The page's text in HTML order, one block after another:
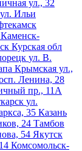
ул., 32
ул. Ильи
Каменск-
Курская обл
ул. В.
Крымская ул.,
Ленина, 28
пр., 11А
ул.
35 Казань
24 Тамбов
54 Якутск
Комсомольск-